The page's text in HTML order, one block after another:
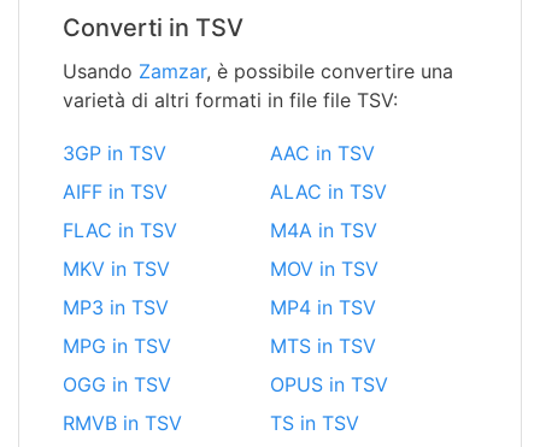
Converti in TSV
Usando Zamzar, è possibile convertire una
varietà di altri formati in file file TSV:
3GP in TSV
AAC in TSV
AIFF in TSV
ALAC in TSV
FLAC in TSV
M4A in TSV
MKV in TSV
MOV in TSV
MP3 in TSV
MP4 in TSV
MPG in TSV
MTS in TSV
OGG in TSV
OPUS in TSV
RMVB in TSV
TS in TSV